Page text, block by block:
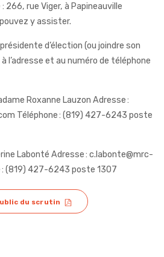
: 266, rue Viger, à Papineauville
y assister.
d’élection (ou joindre son
l’adresse et au numéro de téléphone
Roxanne Lauzon Adresse :
Téléphone : (819) 427-6243 poste
Labonté Adresse : c.labonte@mrc-
: (819) 427-6243 poste 1307
du scrutin